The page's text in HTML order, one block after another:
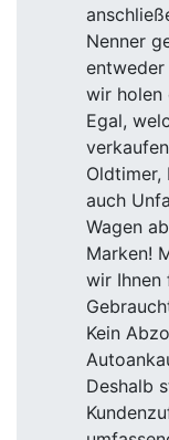
Nenner
entweder
wir holen
Egal,
auch
Wagen
Marken!
wir Ihnen
Kein
Deshalb